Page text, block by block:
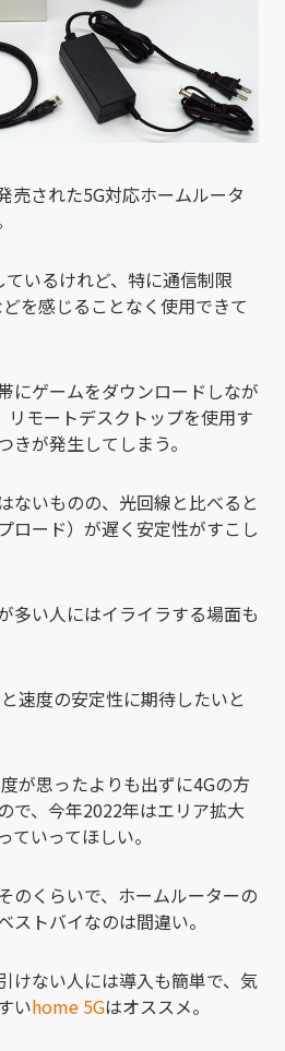
売された5G対応ホームルータ
いるけれど、特に通信制限
どを感じることなく使用できて
にゲームをダウンロードしなが
リモートデスクトップを使用す
きが発生してしまう。
ないものの、光回線と比べると
ロード）が遅く安定性がすこし
多い人にはイライラする場面も
速度の安定性に期待したいと
が思ったよりも出ずに4Gの方
で、今年2022年はエリア拡大
ていってほしい。
のくらいで、ホームルーターの
ストバイなのは間違い。
けない人には導入も簡単で、気
いhome 5Gはオススメ。